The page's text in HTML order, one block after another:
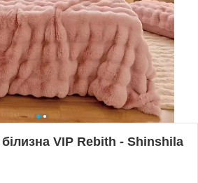
VIP Rebith - Shinshila